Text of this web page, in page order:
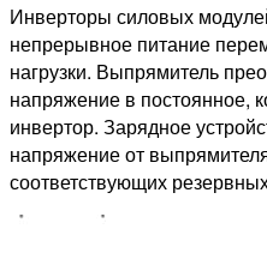
Инверторы силовых
непрерывное питание
нагрузки. Выпрямитель
напряжение в постоянное,
инвертор. Зарядное
напряжение от
соответствующих